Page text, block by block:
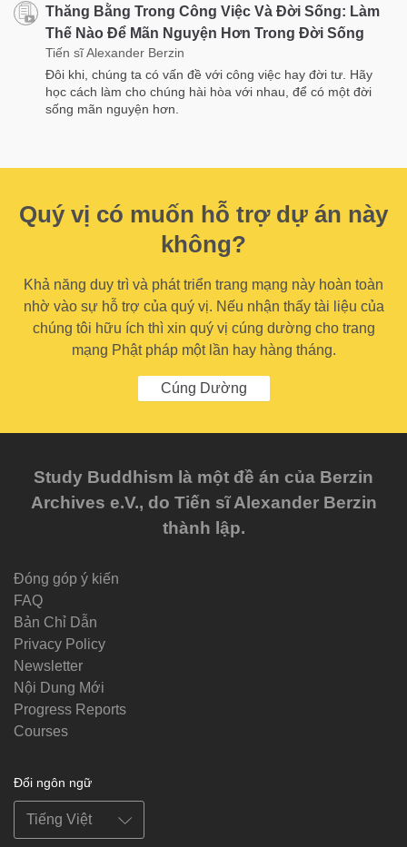
Thăng Bằng Trong Công Việc Và Đời Sống: Làm
Thế Nào Để Mãn Nguyện Hơn Trong Đời Sống
Tiến sĩ Alexander Berzin
Đôi khi, chúng ta có vấn đề với công việc hay đời tư. Hãy
học cách làm cho chúng hài hòa với nhau, để có một đời
sống mãn nguyện hơn.
Quý vị có muốn hỗ trợ dự án này
không?
Khả năng duy trì và phát triển trang mạng này hoàn toàn
nhờ vào sự hỗ trợ của quý vị. Nếu nhận thấy tài liệu của
chúng tôi hữu ích thì xin quý vị cúng dường cho trang
mạng Phật pháp một lần hay hàng tháng.
Cúng Dường
Study Buddhism là một đề án của Berzin
Archives e.V., do Tiến sĩ Alexander Berzin
thành lập.
Đóng góp ý kiến
FAQ
Bản Chỉ Dẫn
Privacy Policy
Newsletter
Nội Dung Mới
Progress Reports
Courses
Đổi ngôn ngữ